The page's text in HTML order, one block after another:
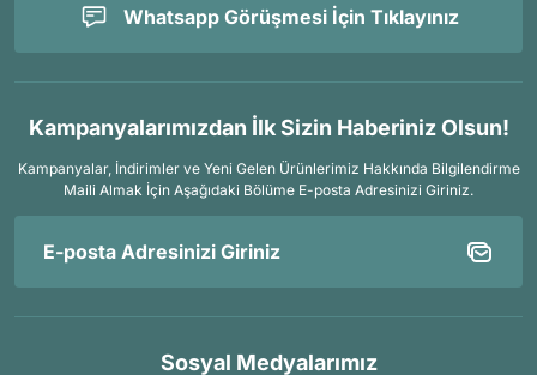
Whatsapp Görüşmesi İçin Tıklayınız
Kampanyalarımızdan İlk Sizin Haberiniz Olsun!
Kampanyalar, İndirimler ve Yeni Gelen Ürünlerimiz Hakkında Bilgilendirme
Maili Almak İçin Aşağıdaki Bölüme E-posta Adresinizi Giriniz.
Sosyal Medyalarımız